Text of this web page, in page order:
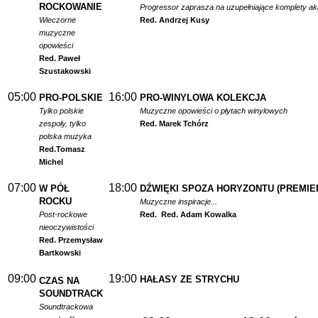
ROCKOWANIE
Wieczorne
muzyczne
opowieści
Red. Paweł
Szustakowski
Progressor zaprasza na uzupełniające komplety
Red. Andrzej Kusy
05:00 PRO-POLSKIE
Tylko polskie
zespoły, tylko
polska muzyka
Red.Tomasz
Michel
16:00 PRO-WINYLOWA KOLEKCJA
Muzyczne opowieści o płytach winylowych
Red. Marek Tchórz
07:00 W PÓŁ
ROCKU
Post-rockowe
nieoczywistości
Red. Przemysław
Bartkowski
18:00 DŹWIĘKI SPOZA HORYZONTU
Muzyczne inspiracje...
Red. Red. Adam Kowalka
09:00 CZAS NA
SOUNDTRACK
Soundtrackowa
19:00 HAŁASY ZE STRYCHU